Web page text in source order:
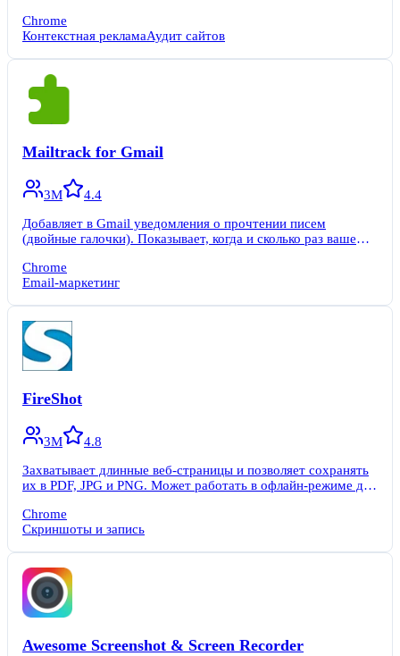
Chrome
Контекстная рекламаАудит сайтов
Mailtrack for Gmail
3M
4.4
Добавляет в Gmail уведомления о прочтении писем
(двойные галочки). Показывает, когда и сколько раз ваше
Chrome
Email-маркетинг
FireShot
3M
4.8
Захватывает длинные веб-страницы и позволяет сохранять
их в PDF, JPG и PNG. Может работать в офлайн-режиме для
Chrome
Скриншоты и запись
Awesome Screenshot & Screen Recorder